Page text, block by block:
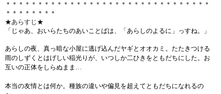
＊＊＊＊＊＊＊＊＊＊＊＊＊＊＊＊＊＊＊＊＊＊＊＊＊＊＊＊＊＊＊＊
＊＊＊＊＊＊＊＊
★あらすじ ★
「じゃあ、おいらたちのあいことばは、「あらしのよるに」っすね。」
あらしの夜、真っ暗な小屋に逃げ込んだヤギとオオカミ。たたきつける
雨のしずくとはげしい稲光りが、いつしか二ひきをともだちにした。お
互いの正体をしらぬまま…
本当の友情とは何か。種族の違いや偏見を超えてともだちになれるの